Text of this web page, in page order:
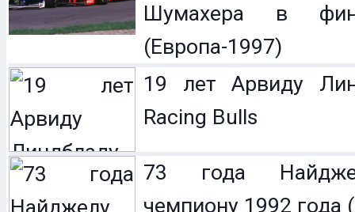
Шумахера в
(Европа-1997)
19 лет Арвиду
Racing Bulls
73 года
чемпиону 1992 года